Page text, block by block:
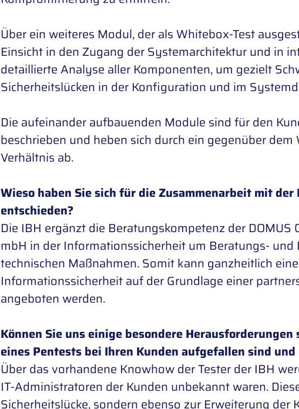
Über ein weiteres Modul, der als Whitebox-Test
Einsicht in den Zugang der Systemarchitektur und in
detaillierte Analyse aller Komponenten, um gezielt
Sicherheitslücken in der Konfiguration und im
Die aufeinander aufbauenden Module sind für den
beschrieben und heben sich durch ein gegenüber
Verhältnis ab.
Wieso haben Sie sich für die Zusammenarbeit mit
entschieden?
Die IBH ergänzt die Beratungskompetenz der
mbH in der Informationssicherheit um Beratungs-
technischen Maßnahmen. Somit kann ganzheitlich
Informationssicherheit auf der Grundlage einer
angeboten werden.
Können Sie uns einige besondere
eines Pentests bei Ihren Kunden aufgefallen sind
Über das vorhandene Knowhow der Tester der IBH
IT-Administratoren der Kunden unbekannt waren.
Sicherheitslücke, sondern ebenso zur Erweiterung